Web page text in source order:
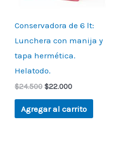
Conservadora de 6 lt:
Lunchera con manija y
tapa hermética.
Helatodo.
$24.500 $22.000
Agregar al carrito